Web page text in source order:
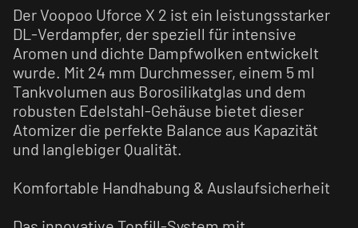
Der Voopoo Uforce X 2 ist ein leistungsstarker
DL-Verdampfer, der speziell für intensive
Aromen und dichte Dampfwolken entwickelt
wurde. Mit 24 mm Durchmesser, einem 5 ml
Tankvolumen aus Borosilikatglas und dem
robusten Edelstahl-Gehäuse bietet dieser
Atomizer die perfekte Balance aus Kapazität
und langlebiger Qualität.
Komfortable Handhabung & Auslaufsicherheit